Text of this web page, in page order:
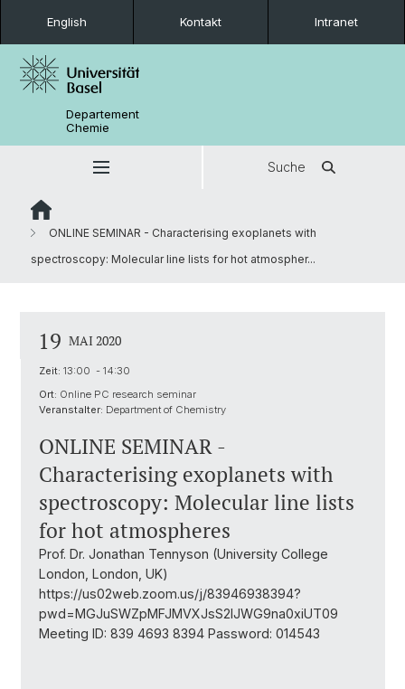
English Kontakt Intranet
Departement
Chemie
Suche
ONLINE SEMINAR - Characterising exoplanets with
spectroscopy: Molecular line lists for hot atmospher...
19 MAI 2020
Zeit: 13:00 - 14:30
Ort: Online PC research seminar
Veranstalter: Department of Chemistry
ONLINE SEMINAR -
Characterising exoplanets with
spectroscopy: Molecular line lists
for hot atmospheres
Prof. Dr. Jonathan Tennyson (University College
London, London, UK)
https://us02web.zoom.us/j/83946938394?
pwd=MGJuSWZpMFJMVXJsS2lJWG9na0xiUT09
Meeting ID: 839 4693 8394 Password: 014543